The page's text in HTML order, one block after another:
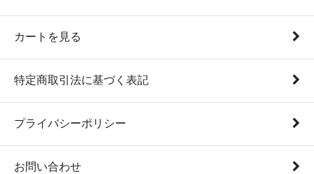
カートを見る
特定商取引法に基づく表記
プライバシーポリシー
お問い合わせ